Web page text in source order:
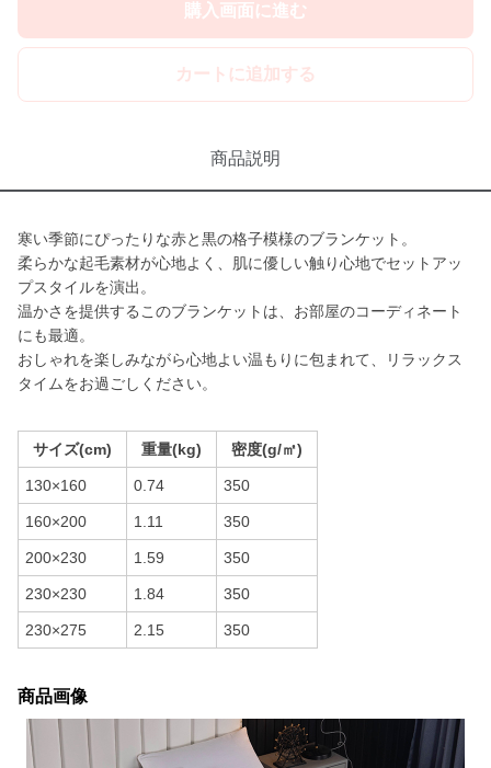
購入画面に進む
カートに追加する
商品説明
寒い季節にぴったりな赤と黒の格子模様のブランケット。
柔らかな起毛素材が心地よく、肌に優しい触り心地でセットアッ
プスタイルを演出。
温かさを提供するこのブランケットは、お部屋のコーディネート
にも最適。
おしゃれを楽しみながら心地よい温もりに包まれて、リラックス
タイムをお過ごしください。
サイズ(cm) 重量(kg) 密度(g/㎡)
130×160 0.74 350
160×200 1.11 350
200×230 1.59 350
230×230 1.84 350
230×275 2.15 350
商品画像